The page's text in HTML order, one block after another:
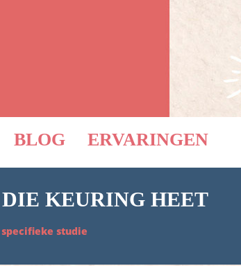
BLOG
ERVARINGEN
KEURING HEET
specifieke studie